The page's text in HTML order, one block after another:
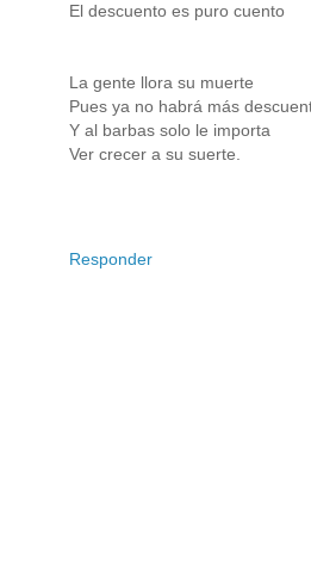
El descuento es puro cuento
La gente llora su muerte
Pues ya no habrá más
Y al barbas solo le importa
Ver crecer a su suerte.
Responder